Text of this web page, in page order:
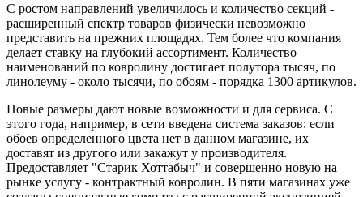
С ростом направлений увеличилось и количество секций -
расширенный спектр товаров физически невозможно
представить на прежних площадях. Тем более что компания
делает ставку на глубокий ассортимент. Количество
наименований по ковролину достигает полутора тысяч, по
линолеуму - около тысячи, по обоям - порядка 1300 артикулов.
Новые размеры дают новые возможности и для сервиса. С
этого года, например, в сети введена система заказов: если
обоев определенного цвета нет в данном магазине, их
доставят из другого или закажут у производителя.
Предоставляет "Старик Хоттабыч" и совершенно новую на
рынке услугу - контрактный ковролин. В пяти магазинах уже